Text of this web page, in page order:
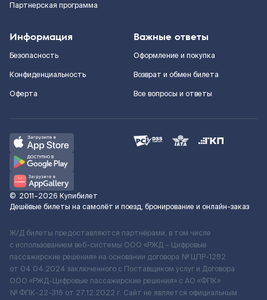
Партнерская программа
Информация
Безопасность
Конфиденциальность
Оферта
Важные ответы
Оформление и покупка
Возврат и обмен билета
Все вопросы и ответы
© 2011–2026 Купибилет
Дешёвые билеты на самолёт и поезд, бронирование и онлайн-заказ
Ж/Д билеты предоставляются партнёрами, в том числе
с использованием веб-системы ООО «РЖД – Цифровые
пассажирские решения» на основании договора № ЦПР-1282
от 04.04.2024 заключенного с Поставщиком услуг и Договора
ООО «РЖД-Цифровые пассажирские решения» c АО «ФПК»
№ ФПК-22-316 от 27.12.2022 г. Сайт не является официальным